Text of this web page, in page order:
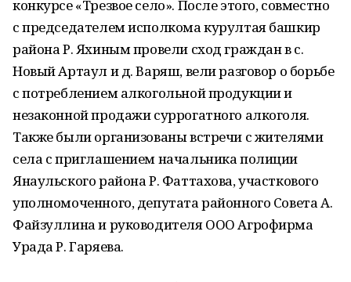
конкурсе «Трезвое село». После этого, совместно
с председателем исполкома курултая башкир
района Р. Яхиным провели сход граждан в с.
Новый Артаул и д. Варяш, вели разговор о борьбе
с потреблением алкогольной продукции и
незаконной продажи суррогатного алкоголя.
Также были организованы встречи с жителями
села с приглашением начальника полиции
Янаульского района Р. Фаттахова, участкового
уполномоченного, депутата районного Совета А.
Файзуллина и руководителя ООО Агрофирма
Урада Р. Гаряева.